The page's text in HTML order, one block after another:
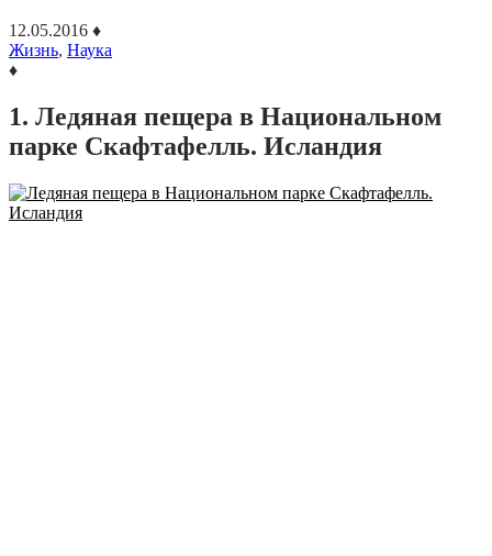
12.05.2016 ♦
Жизнь, Наука
♦
1. Ледяная пещера в Национальном
парке Скафтафелль. Исландия